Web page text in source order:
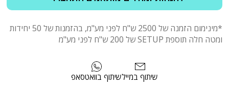
*מינימום הזמנה של 2500 ש"ח לפני מע"מ, בהזמנות של 50 יחידות
ומטה חלה תוספת SETUP של 200 ש"ח לפני מע"מ
שיתוף בוואטסאפשיתוף במייל